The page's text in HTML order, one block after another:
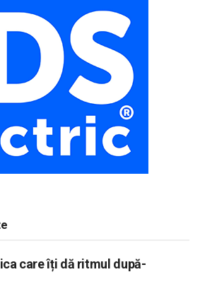
care îți dă ritmul după-